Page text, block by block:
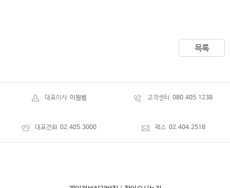
목록
대표이사 이원범 고객센터 080.405.1238
대표전화 02.405.3000 팩스 02.404.2518